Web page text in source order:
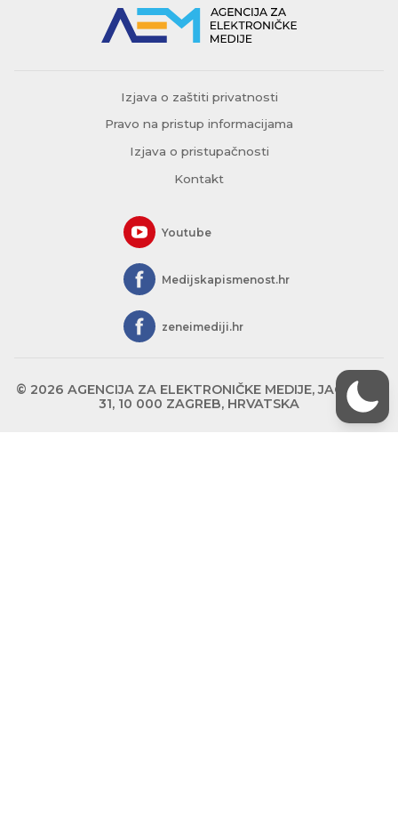
Izjava o zaštiti privatnosti
Pravo na pristup informacijama
Izjava o pristupačnosti
Kontakt
Youtube
Medijskapismenost.hr
zeneimediji.hr
© 2026 AGENCIJA ZA ELEKTRONIČKE MEDIJE, JAGIĆEVA
31, 10 000 ZAGREB, HRVATSKA